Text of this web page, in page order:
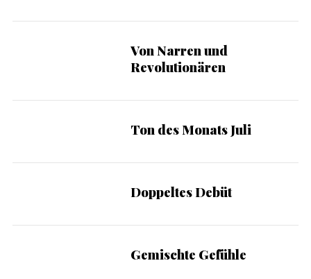
Von Narren und
Revolutionären
Ton des Monats Juli
Doppeltes Debüt
Gemischte Gefühle